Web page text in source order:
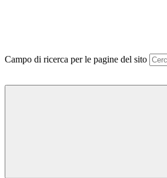
Campo di ricerca per le pagine del sito